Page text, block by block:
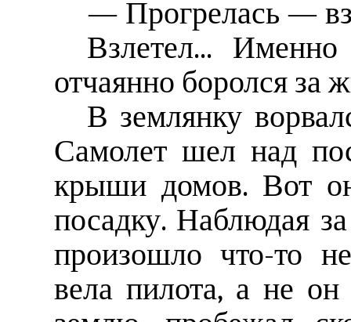
— Прогрелась —
Взлетел...
отчаянно боролся за
В землянку
Самолет шел над
крыши домов. Вот
посадку. Наблюдая
произошло что-то
вела пилота, а не